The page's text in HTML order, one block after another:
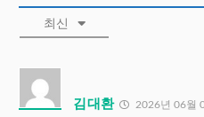
최신
김대환 2026년 06월